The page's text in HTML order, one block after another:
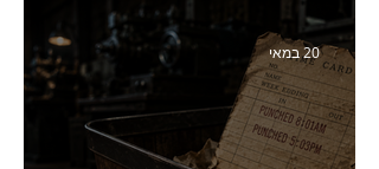
סמנכ״לית השיווק והמכירות
של מחלבות גד
20 במאי